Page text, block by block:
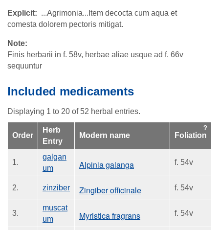
Explicit
...Agrimonia...Item decocta cum aqua et
comesta dolorem pectoris mitigat.
Note
Finis herbarii in f. 58v, herbae aliae usque ad f. 66v
sequuntur
Included medicaments
Displaying 1 to 20 of 52 herbal entries.
Order
Herb
Entry
Modern name Foliation
1.
galgan
um
Alpinia galanga f. 54v
2. zinziber Zingiber officinale f. 54v
3.
muscat
um
Myristica fragrans f. 54v